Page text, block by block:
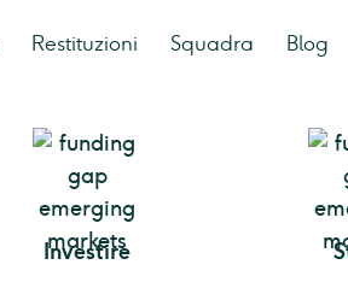
Restituzioni Squadra Blog
Investire